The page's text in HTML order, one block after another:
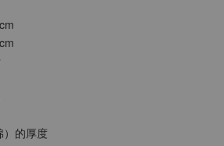
的厚度